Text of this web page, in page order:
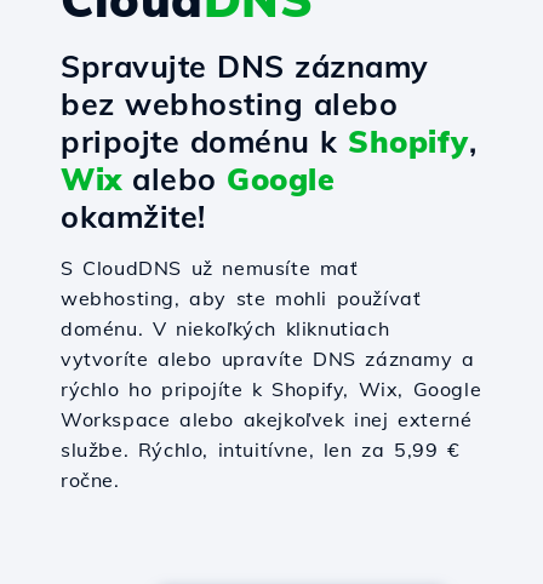
Spravujte DNS záznamy
bez webhosting alebo
pripojte doménu k Shopify,
Wixalebo Google
okamžite!
S CloudDNS už nemusíte mať
webhosting, aby ste mohli používať
doménu. V niekoľkých kliknutiach
vytvoríte alebo upravíte DNS záznamy a
rýchlo ho pripojíte k Shopify, Wix, Google
Workspace alebo akejkoľvek inej externé
službe. Rýchlo, intuitívne, len za 5,99 €
ročne.